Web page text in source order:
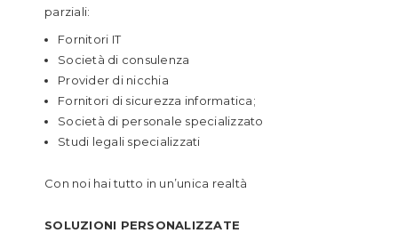
parziali:
Fornitori IT
Società di consulenza
Provider di nicchia
Fornitori di sicurezza informatica;
Società di personale specializzato
Studi legali specializzati
Con noi hai tutto in un’unica realtà
SOLUZIONI PERSONALIZZATE